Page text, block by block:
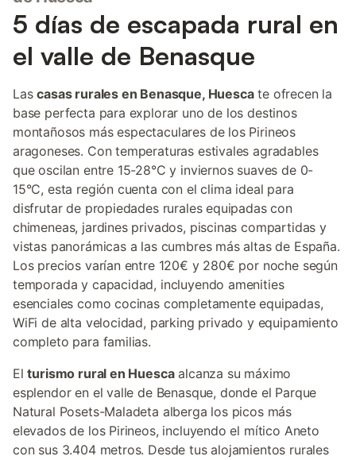
5 días de escapada rural en
el valle de Benasque
Lascasas rurales en Benasque, Huescate ofrecen la
base perfecta para explorar uno de los destinos
montañosos más espectaculares de los Pirineos
aragoneses. Con temperaturas estivales agradables
que oscilan entre 15-28°C y inviernos suaves de 0-
15°C, esta región cuenta con el clima ideal para
disfrutar de propiedades rurales equipadas con
chimeneas, jardines privados, piscinas compartidas y
vistas panorámicas a las cumbres más altas de España.
Los precios varían entre 120€ y 280€ por noche según
temporada y capacidad, incluyendo amenities
esenciales como cocinas completamente equipadas,
WiFi de alta velocidad, parking privado y equipamiento
completo para familias.
Elturismo rural en Huescaalcanza su máximo
esplendor en el valle de Benasque, donde el Parque
Natural Posets-Maladeta alberga los picos más
elevados de los Pirineos, incluyendo el mítico Aneto
con sus 3.404 metros. Desde tus alojamientos rurales